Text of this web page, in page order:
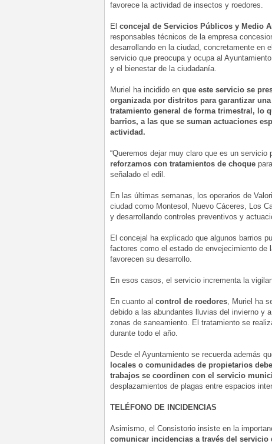
favorece la actividad de insectos y roedores.
El concejal de Servicios Públicos y Medio
responsables técnicos de la empresa
desarrollando en la ciudad, concretamente en
servicio que preocupa y ocupa al
y el bienestar de la ciudadanía.
Muriel ha incidido en que este servicio se
organizada por distritos para garantizar
tratamiento general de forma trimestral, lo
barrios, a las que se suman actuaciones
actividad.
“Queremos dejar muy claro que es un servicio
reforzamos con tratamientos de choque
señalado el edil.
En las últimas semanas, los operarios de
ciudad como Montesol, Nuevo Cáceres, Los
y desarrollando controles preventivos y
El concejal ha explicado que algunos barrios
factores como el estado de envejecimiento de
favorecen su desarrollo.
En esos casos, el servicio incrementa la
En cuanto al control de roedores, Muriel ha
debido a las abundantes lluvias del invierno y
zonas de saneamiento. El tratamiento se
durante todo el año.
Desde el Ayuntamiento se recuerda además
locales o comunidades de propietarios
trabajos se coordinen con el servicio
desplazamientos de plagas entre espacios
TELÉFONO DE INCIDENCIAS
Asimismo, el Consistorio insiste en la
comunicar incidencias a través del servicio